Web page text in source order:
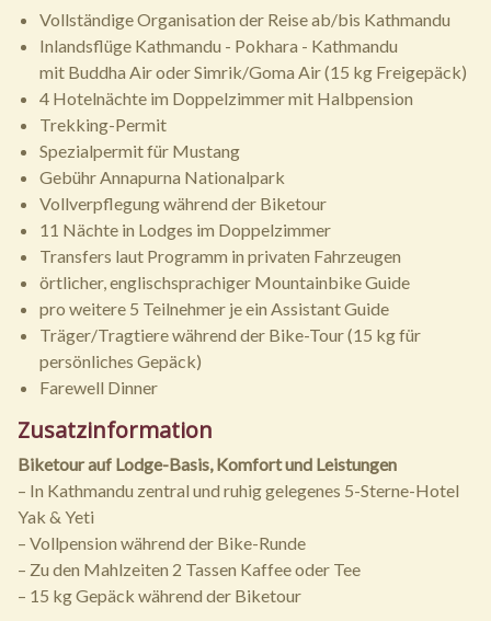
Vollständige Organisation der Reise ab/bis Kathmandu
Inlandsflüge Kathmandu - Pokhara - Kathmandu
mit Buddha Air oder Simrik/Goma Air (15 kg Freigepäck)
4 Hotelnächte im Doppelzimmer mit Halbpension
Trekking-Permit
Spezialpermit für Mustang
Gebühr Annapurna Nationalpark
Vollverpflegung während der Biketour
11 Nächte in Lodges im Doppelzimmer
Transfers laut Programm in privaten Fahrzeugen
örtlicher, englischsprachiger Mountainbike Guide
pro weitere 5 Teilnehmer je ein Assistant Guide
Träger/Tragtiere während der Bike-Tour (15 kg für
persönliches Gepäck)
Farewell Dinner
Zusatzinformation
Biketour auf Lodge-Basis, Komfort und Leistungen
– In Kathmandu zentral und ruhig gelegenes 5-Sterne-Hotel
Yak & Yeti
– Vollpension während der Bike-Runde
– Zu den Mahlzeiten 2 Tassen Kaffee oder Tee
– 15 kg Gepäck während der Biketour